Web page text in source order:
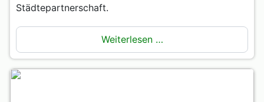
Städtepartnerschaft.
Weiterlesen …